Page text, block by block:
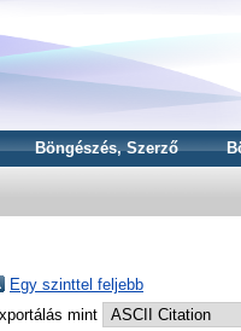
Böngészés, Szerző
Egy szinttel feljebb
mint